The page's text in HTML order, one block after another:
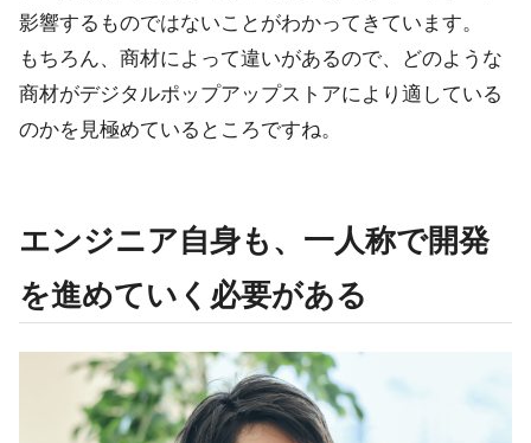
影響するものではないことがわかってきています。
もちろん、商材によって違いがあるので、どのような
商材がデジタルポップアップストアにより適している
のかを見極めているところですね。
エンジニア自身も、一人称で開発
を進めていく必要がある